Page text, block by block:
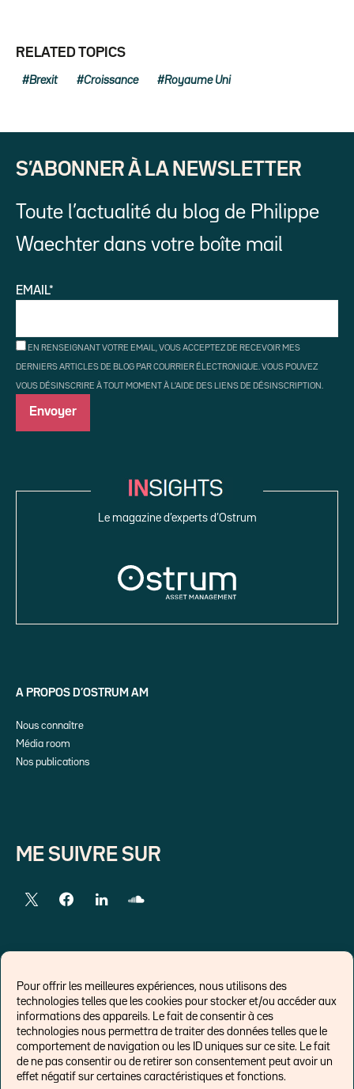
Pour offrir les meilleures expériences, nous utilisons des
technologies telles que les cookies pour stocker et/ou accéder aux
informations des appareils. Le fait de consentir à ces
technologies nous permettra de traiter des données telles que le
comportement de navigation ou les ID uniques sur ce site. Le fait
de ne pas consentir ou de retirer son consentement peut avoir un
effet négatif sur certaines caractéristiques et fonctions.
RELATED TOPICS
Brexit Croissance Royaume Uni
S’ABONNER À LA NEWSLETTER
Toute l’actualité du blog de Philippe
Waechter dans votre boîte mail
EMAIL*
EN RENSEIGNANT VOTRE EMAIL, VOUS ACCEPTEZ DE RECEVOIR MES
DERNIERS ARTICLES DE BLOG PAR COURRIER ÉLECTRONIQUE. VOUS POUVEZ
VOUS DÉSINSCRIRE À TOUT MOMENT À L'AIDE DES LIENS DE DÉSINSCRIPTION.
Le magazine d’experts d’Ostrum
A PROPOS D’OSTRUM AM
Nous connaître
Média room
Nos publications
ME SUIVRE SUR
LIENS EXTERNES
Chroniques pour Forbes
Economistes
Think tank